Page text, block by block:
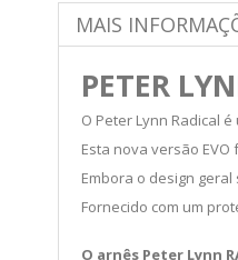
MAIS
PETER
O Peter Lynn Radical
Esta nova versão
Embora o design
Fornecido com um
O arnês Peter Lynn